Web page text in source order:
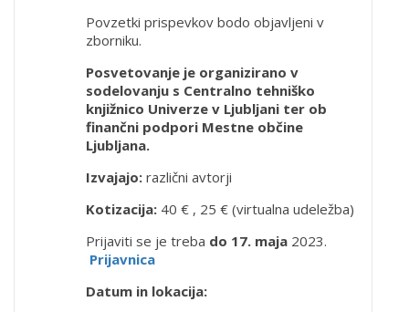
Povzetki prispevkov bodo objavljeni v
zborniku.
Posvetovanje je organizirano v
sodelovanju s Centralno tehniško
knjižnico Univerze v Ljubljani ter ob
finančni podpori Mestne občine
Ljubljana.
Izvajajo: različni avtorji
Kotizacija: 40 € , 25 € (virtualna udeležba)
Prijaviti se je treba do 17. maja 2023.
Prijavnica
Datum in lokacija: